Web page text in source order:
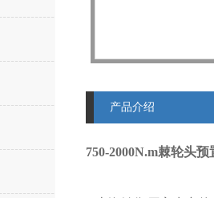
产品介绍
750-2000N.m棘轮头